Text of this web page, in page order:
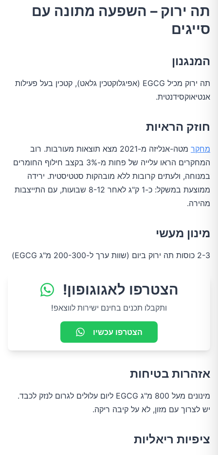
מים – ממצא שנוי במחלוקת
המלצה מעשית
המנגנון
חוזק הראיות
המלצה מעשית
אזהרת בטיחות
קטניות, ירקות מצליבים, ג'ינג'ר ודגנים מלאים
התועלת האמיתית
סיכום: הציבו ציפיות ריאליות
הגורמים החשובים באמת לחילוף חומרים בריא:
תה ירוק – השפעה מתונה עם
סייגים
המנגנון
תה ירוק מכיל EGCG (אפיגלוקטכין גלאט), קטכין בעל פעילות
אנטיאוקסידנטית.
חוזק הראיות
מחקר
מטה-אנליזה מ-2021 מצא תוצאות מעורבות. רוב
המחקרים הראו עלייה של פחות מ-3% בקצב חילוף החומרים
במנוחה, ולעתים קרובות ללא מובהקות סטטיסטית. ירידה
ממוצעת במשקל: כ-1 ק"ג לאחר 8-12 שבועות, עם התייצבות
מהירה.
מינון מעשי
2-3 כוסות תה ירוק ביום (שוות ערך ל-200-300 מ"ג EGCG)
הצטרפו לאגוגופון!
ותקבלו תכנים בחינם ישירות לווצאפ!
הצטרפו עכשיו
אזהרות בטיחות
מינונים מעל 800 מ"ג EGCG ליום עלולים לגרום לנזק לכבד.
יש לצרוך עם מזון, לא על קיבה ריקה.
ציפיות ריאליות